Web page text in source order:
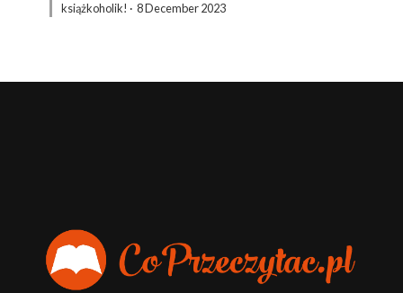
książkoholik! · 8 December 2023